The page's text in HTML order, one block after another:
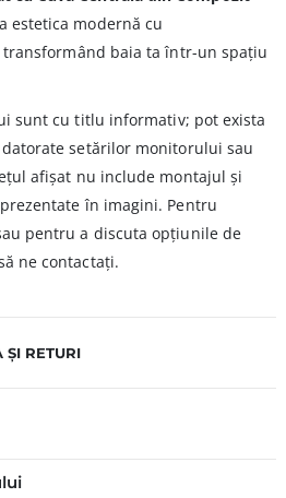
estetica modernă cu
baia ta într-un spațiu
sunt cu titlu informativ; pot exista
setărilor monitorului sau
afișat nu include montajul și
în imagini. Pentru
pentru a discuta opțiunile de
ne contactați.
ȘI RETURI